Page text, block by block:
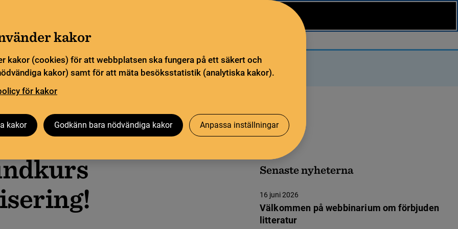
kakor
kakor (cookies) för att webbplatsen ska fungera på ett säkert och
kakor) samt för att mäta besöksstatistik (analytiska kakor).
för kakor
kakor Godkänn bara nödvändiga kakor Anpassa inställningar
Pliktleverans och ISBN
Öppen vetenskap Biblioteksutveckling
Senaste nyheterna
Välkommen på webbinarium om förbjuden
litteratur
16 juni 2026